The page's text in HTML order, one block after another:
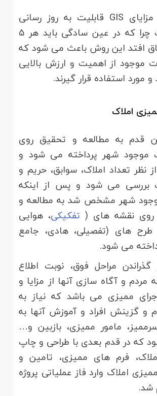
یکی دیگر از مزایای GIS قابلیت به روز رسانی
سیستم است چرا که در عین سادگی باید هر 5
افتد این روش باعث می شود که
موجود از اهمیت و ارزش بالایی
و مورد استفاده قرار گیرند.
املاک
قدم به مطالعه و تحقیق روی
موجود شهر پرداخته می شود و
نظر تعداد املاک، سوابق، حریم و
بررسی می شود و پس از اینکه
شهر مشخص شد به مطالعه و
نقشه های ( تفکیکی، هوایی
های (تفصیلی، هادی، جامع
می شود.
مراحل فوق، نوبت اطلاع
مردم و آگاه سازی آنها از مزایا و
ممیزی می باشد که نیاز به
و گزینش افراد و آموزش آنها به
مامور ممیزی، بازبین و…
که در قدم بعدی با طراحی و چاپ
فرم های ممیزی، تامین و
املاک وارد فاز عملیاتی پروژه
شد.